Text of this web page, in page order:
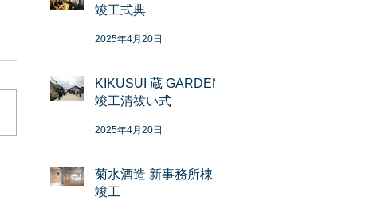
竣工式典
2025年4月20日
KIKUSUI 蔵 GARDEN
竣工清祓い式
2025年4月20日
菊水酒造 新事務所棟
竣工